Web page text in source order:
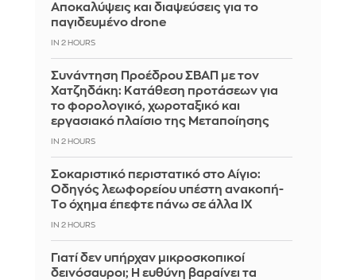
Αποκαλύψεις και διαψεύσεις για το
παγιδευμένο drone
IN 2 HOURS
Συνάντηση Προέδρου ΣΒΑΠ με τον
Χατζηδάκη: Κατάθεση προτάσεων για
το φορολογικό, χωροταξικό και
εργασιακό πλαίσιο της Μεταποίησης
IN 2 HOURS
Σοκαριστικό περιστατικό στο Αίγιο:
Οδηγός λεωφορείου υπέστη ανακοπή-
Tο όχημα έπεφτε πάνω σε άλλα ΙΧ
IN 2 HOURS
Γιατί δεν υπήρχαν μικροσκοπικοί
δεινόσαυροι; Η ευθύνη βαραίνει τα